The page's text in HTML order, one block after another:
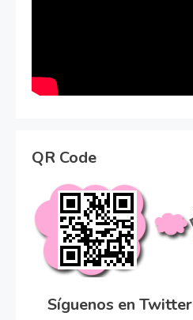
QR Code
Síguenos en Twitter